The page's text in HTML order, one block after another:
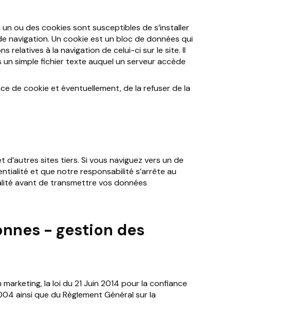
ou des cookies sont susceptibles de s’installer
navigation. Un cookie est un bloc de données qui
relatives à la navigation de celui-ci sur le site. Il
simple fichier texte auquel un serveur accède
de cookie et éventuellement, de la refuser de la
sites tiers. Si vous naviguez vers un de
et que notre responsabilité s’arrête au
avant de transmettre vos données
- gestion des
la loi du 21 Juin 2014 pour la confiance
ainsi que du Règlement Général sur la